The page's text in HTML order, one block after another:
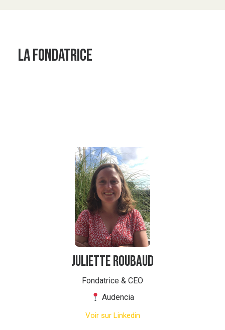
La fondatrice
Juliette ROUBAUD
Fondatrice & CEO
Audencia
Voir sur Linkedin